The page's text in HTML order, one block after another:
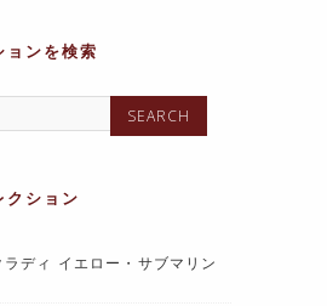
ョンを検索
クション
ディ イエロー・サブマリン